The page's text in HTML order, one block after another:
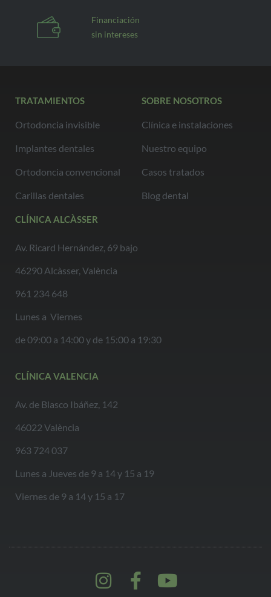
Financiación
sin intereses
TRATAMIENTOS
Ortodoncia invisible
Implantes dentales
Ortodoncia convencional
Carillas dentales
SOBRE NOSOTROS
Clínica e instalaciones
Nuestro equipo
Casos tratados
Blog dental
CLÍNICA ALCÀSSER
Av. Ricard Hernández, 69 bajo
46290 Alcàsser, València
961 234 648
Lunes a Viernes
de 09:00 a 14:00 y de 15:00 a 19:30
CLÍNICA VALENCIA
Av. de Blasco Ibáñez, 142
46022 València
963 724 037
Lunes a Jueves de 9 a 14 y 15 a 19
Viernes de 9 a 14 y 15 a 17